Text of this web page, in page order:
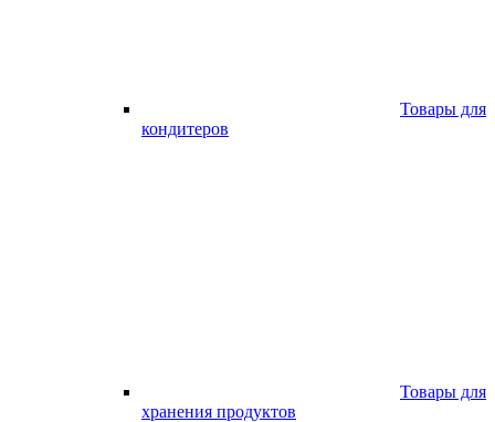
Товары для
кондитеров
Товары для
хранения продуктов